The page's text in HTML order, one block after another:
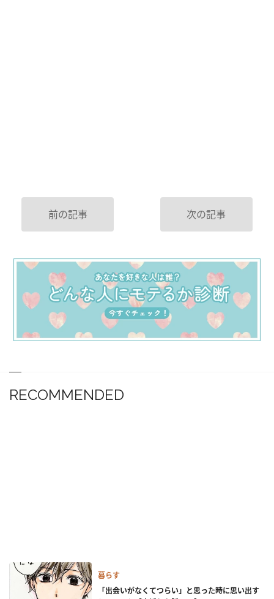
前の記事 次の記事
RECOMMENDED
暮らす
「出会いがなくてつらい」と思った時に思い出す